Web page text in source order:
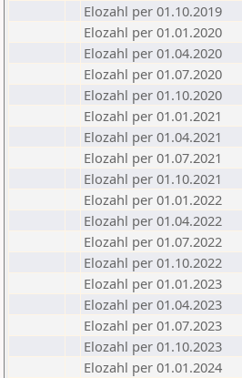
Elozahl per 01.10.2019
Elozahl per 01.01.2020
Elozahl per 01.04.2020
Elozahl per 01.07.2020
Elozahl per 01.10.2020
Elozahl per 01.01.2021
Elozahl per 01.04.2021
Elozahl per 01.07.2021
Elozahl per 01.10.2021
Elozahl per 01.01.2022
Elozahl per 01.04.2022
Elozahl per 01.07.2022
Elozahl per 01.10.2022
Elozahl per 01.01.2023
Elozahl per 01.04.2023
Elozahl per 01.07.2023
Elozahl per 01.10.2023
Elozahl per 01.01.2024